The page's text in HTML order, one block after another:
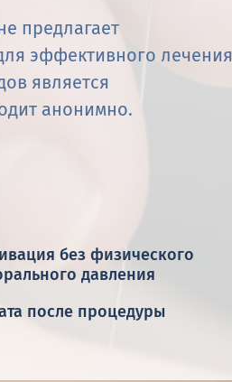
предлагает
эффективного лечения
является
анонимно.
без физического
давления
после процедуры